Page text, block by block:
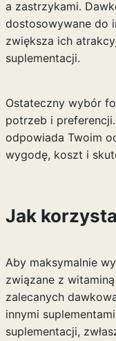
a zastrzykami.
dostosowywane do
zwiększa ich
suplementacji.
Ostateczny wybór
potrzeb i
odpowiada Twoim
wygodę, koszt i
Jak
Aby maksymalnie
związane z
zalecanych
innymi
suplementacji,